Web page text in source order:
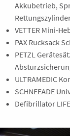
Akkubetrieb,
VETTER Mini-
PAX Rucksack
PETZL
ULTRAMEDIC
SCHNEEADE
Defibrillator